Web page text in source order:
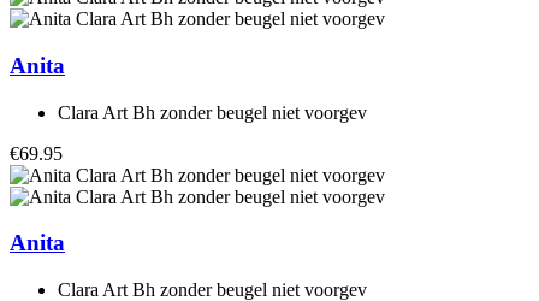
Anita
Clara Art Bh zonder beugel niet voorgev
€69.95
Anita
Clara Art Bh zonder beugel niet voorgev